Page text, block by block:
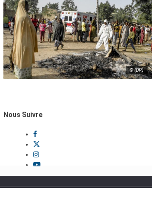
© (DR)
Nous Suivre